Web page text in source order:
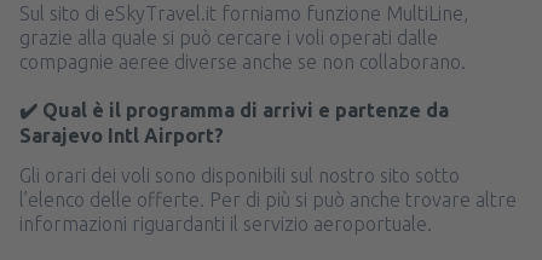
Sul sito di eSkyTravel.it forniamo funzione MultiLine,
grazie alla quale si può cercare i voli operati dalle
compagnie aeree diverse anche se non collaborano.
✔️ Qual è il programma di arrivi e partenze da
Sarajevo Intl Airport?
Gli orari dei voli sono disponibili sul nostro sito sotto
l’elenco delle offerte. Per di più si può anche trovare altre
informazioni riguardanti il servizio aeroportuale.